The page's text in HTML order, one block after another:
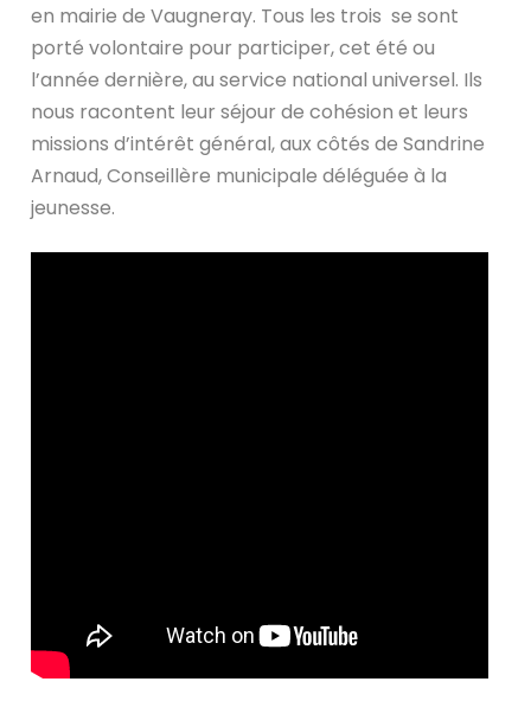
en mairie de Vaugneray. Tous les trois se sont
porté volontaire pour participer, cet été ou
l’année dernière, au service national universel. Ils
nous racontent leur séjour de cohésion et leurs
missions d’intérêt général, aux côtés de Sandrine
Arnaud, Conseillère municipale déléguée à la
jeunesse.